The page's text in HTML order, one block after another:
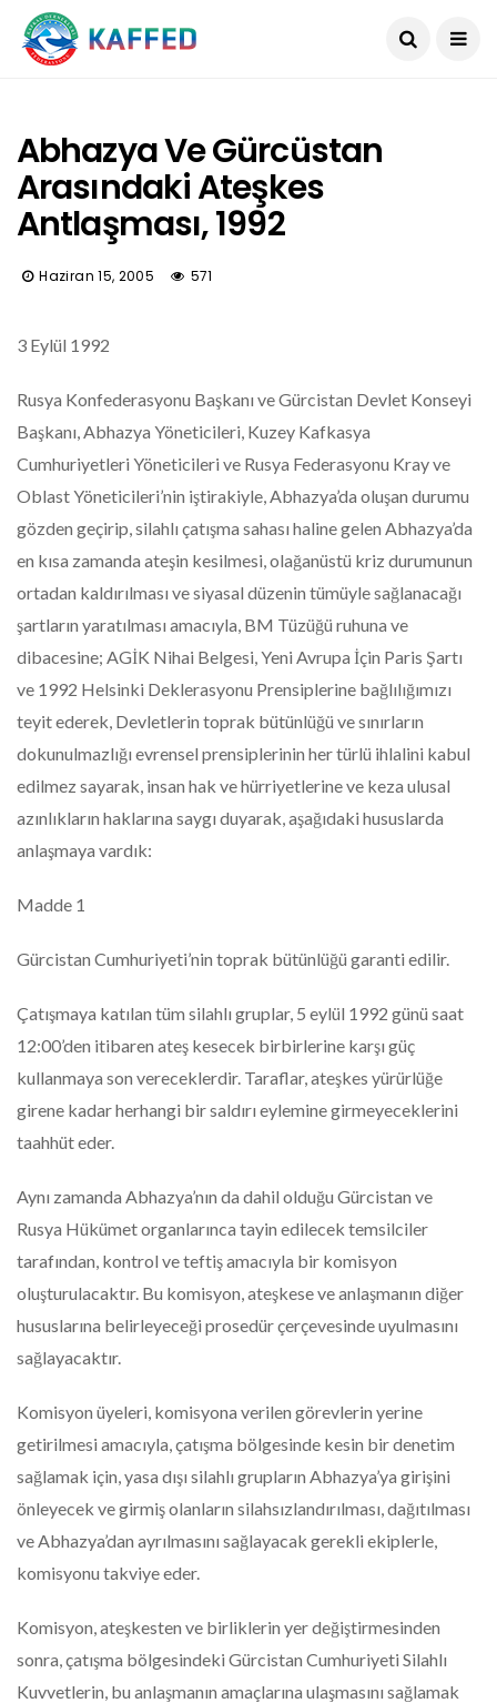
Abhazya Ve Gürcüstan
Arasındaki Ateşkes
Antlaşması, 1992
Haziran 15, 2005 571
3 Eylül 1992
Rusya Konfederasyonu Başkanı ve Gürcistan Devlet Konseyi
Başkanı, Abhazya Yöneticileri, Kuzey Kafkasya
Cumhuriyetleri Yöneticileri ve Rusya Federasyonu Kray ve
Oblast Yöneticileri’nin iştirakiyle, Abhazya’da oluşan durumu
gözden geçirip, silahlı çatışma sahası haline gelen Abhazya’da
en kısa zamanda ateşin kesilmesi, olağanüstü kriz durumunun
ortadan kaldırılması ve siyasal düzenin tümüyle sağlanacağı
şartların yaratılması amacıyla, BM Tüzüğü ruhuna ve
dibacesine; AGİK Nihai Belgesi, Yeni Avrupa İçin Paris Şartı
ve 1992 Helsinki Deklerasyonu Prensiplerine bağlılığımızı
teyit ederek, Devletlerin toprak bütünlüğü ve sınırların
dokunulmazlığı evrensel prensiplerinin her türlü ihlalini kabul
edilmez sayarak, insan hak ve hürriyetlerine ve keza ulusal
azınlıkların haklarına saygı duyarak, aşağıdaki hususlarda
anlaşmaya vardık:
Madde 1
Gürcistan Cumhuriyeti’nin toprak bütünlüğü garanti edilir.
Çatışmaya katılan tüm silahlı gruplar, 5 eylül 1992 günü saat
12:00’den itibaren ateş kesecek birbirlerine karşı güç
kullanmaya son vereceklerdir. Taraflar, ateşkes yürürlüğe
girene kadar herhangi bir saldırı eylemine girmeyeceklerini
taahhüt eder.
Aynı zamanda Abhazya’nın da dahil olduğu Gürcistan ve
Rusya Hükümet organlarınca tayin edilecek temsilciler
tarafından, kontrol ve teftiş amacıyla bir komisyon
oluşturulacaktır. Bu komisyon, ateşkese ve anlaşmanın diğer
hususlarına belirleyeceği prosedür çerçevesinde uyulmasını
sağlayacaktır.
Komisyon üyeleri, komisyona verilen görevlerin yerine
getirilmesi amacıyla, çatışma bölgesinde kesin bir denetim
sağlamak için, yasa dışı silahlı grupların Abhazya’ya girişini
önleyecek ve girmiş olanların silahsızlandırılması, dağıtılması
ve Abhazya’dan ayrılmasını sağlayacak gerekli ekiplerle,
komisyonu takviye eder.
Komisyon, ateşkesten ve birliklerin yer değiştirmesinden
sonra, çatışma bölgesindeki Gürcistan Cumhuriyeti Silahlı
Kuvvetlerin, bu anlaşmanın amaçlarına ulaşmasını sağlamak